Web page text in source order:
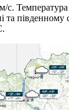
с.
південному